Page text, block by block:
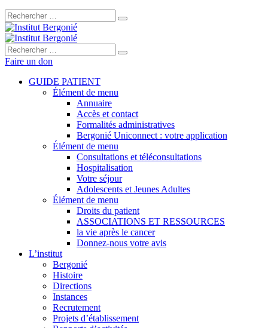
Rechercher :
Rechercher :
Faire un don
GUIDE PATIENT
Élément de menu
Annuaire
Accès et contact
Formalités administratives
Bergonié Uniconnect : votre application
Élément de menu
Consultations et téléconsultations
Hospitalisation
Votre séjour
Adolescents et Jeunes Adultes
Élément de menu
Droits du patient
ASSOCIATIONS ET RESSOURCES
la vie après le cancer
Donnez-nous votre avis
L’institut
Bergonié
Histoire
Directions
Instances
Recrutement
Projets d’établissement